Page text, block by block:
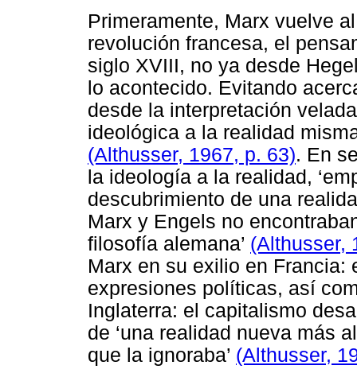
Primeramente, Marx vuelve
revolución francesa, el
siglo XVIII, no ya desde
lo acontecido. Evitando
desde la interpretación
ideológica a la realidad
(Althusser, 1967, p. 63). En
la ideología a la realidad,
descubrimiento de una
Marx y Engels no
filosofía alemana’ (Althusser,
Marx en su exilio en Francia:
expresiones políticas, así
Inglaterra: el capitalismo
de ‘una realidad nueva más
que la ignoraba’ (Althusser,